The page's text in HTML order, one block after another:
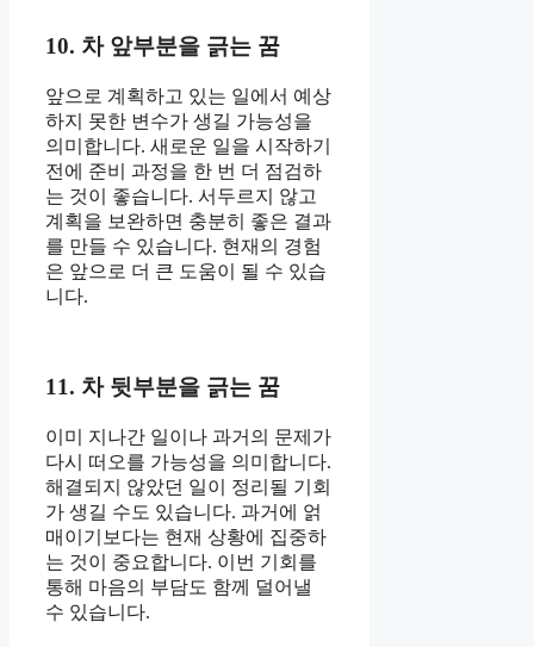
10. 차 앞부분을 긁는 꿈
앞으로 계획하고 있는 일에서 예상
하지 못한 변수가 생길 가능성을
의미합니다. 새로운 일을 시작하기
전에 준비 과정을 한 번 더 점검하
는 것이 좋습니다. 서두르지 않고
계획을 보완하면 충분히 좋은 결과
를 만들 수 있습니다. 현재의 경험
은 앞으로 더 큰 도움이 될 수 있습
니다.
11. 차 뒷부분을 긁는 꿈
이미 지나간 일이나 과거의 문제가
다시 떠오를 가능성을 의미합니다.
해결되지 않았던 일이 정리될 기회
가 생길 수도 있습니다. 과거에 얽
매이기보다는 현재 상황에 집중하
는 것이 중요합니다. 이번 기회를
통해 마음의 부담도 함께 덜어낼
수 있습니다.